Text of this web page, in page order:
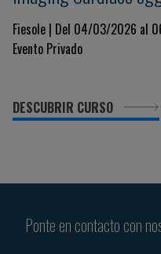
Innovazione e
Sostenibile
Fiesole | Del 04/03/2026 al
Evento Privado
DESCUBRIR CURSO
Ponte en contacto con